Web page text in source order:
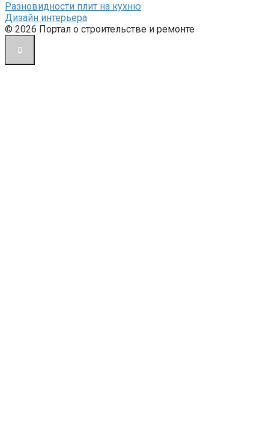
Разновидности плит на кухню
Дизайн интерьера
© 2026 Портал о строительстве и ремонте